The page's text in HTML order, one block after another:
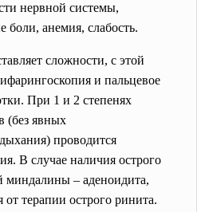
нервной системы,
анемия, слабость.
сложности, с этой
и пальцевое
При 1 и 2 степенях
(без явных
проводится
В случае наличия острого
миндалины – аденоидита,
от терапии острого ринита.